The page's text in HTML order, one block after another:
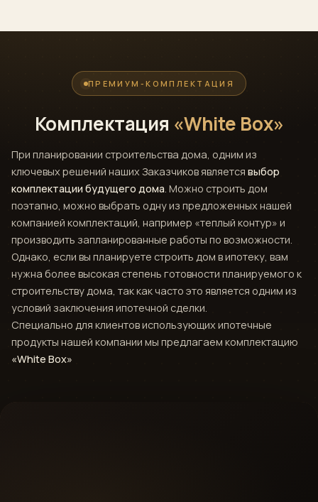
ПРЕМИУМ-КОМПЛЕКТАЦИЯ
Комплектация «White Box»
При планировании строительства дома, одним из
ключевых решений наших Заказчиков является выбор
комплектации будущего дома. Можно строить дом
поэтапно, можно выбрать одну из предложенных нашей
компанией комплектаций, например «теплый контур» и
производить запланированные работы по возможности.
Однако, если вы планируете строить дом в ипотеку, вам
нужна более высокая степень готовности планируемого к
строительству дома, так как часто это является одним из
условий заключения ипотечной сделки.
Специально для клиентов использующих ипотечные
продукты нашей компании мы предлагаем комплектацию
«White Box»